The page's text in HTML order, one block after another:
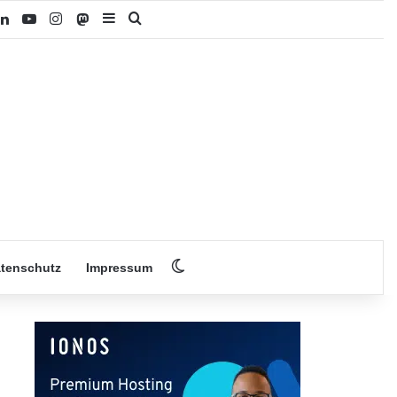
LinkedInYouTubeInstagramMastodon
Sidebar
Impressum